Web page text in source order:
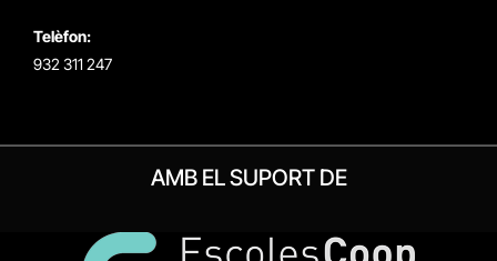
Telèfon:
932 311 247
AMB EL SUPORT DE